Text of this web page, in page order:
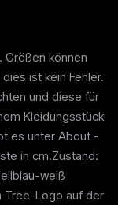
Größen können
ist kein Fehler.
und diese für
Kleidungsstück
es unter About -
in cm.Zustand:
weiß
Tree-Logo auf der